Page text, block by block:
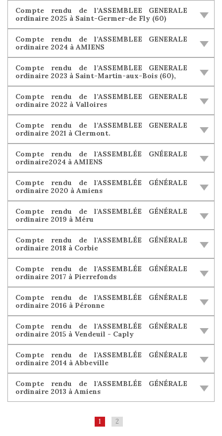
Compte rendu de l’ASSEMBLEE GENERALE
ordinaire 2025 à Saint-Germer-de Fly (60)
Compte rendu de l’ASSEMBLEE GENERALE
ordinaire 2024 à AMIENS
Compte rendu de l’ASSEMBLEE GENERALE
ordinaire 2023 à Saint-Martin-aux-Bois (60),
Compte rendu de l’ASSEMBLEE GENERALE
ordinaire 2022 à Valloires
Compte rendu de l’ASSEMBLEE GENERALE
ordinaire 2021 à Clermont.
Compte rendu de l'ASSEMBLÉE GNÉERALE
ordinaire2024 à AMIENS
Compte rendu de l'ASSEMBLÉE GÉNÉRALE
ordinaire 2020 à Amiens
Compte rendu de l'ASSEMBLÉE GÉNÉRALE
ordinaire 2019 à Méru
Compte rendu de l'ASSEMBLÉE GÉNÉRALE
ordinaire 2018 à Corbie
Compte rendu de l'ASSEMBLÉE GÉNÉRALE
ordinaire 2017 à Pierrefonds
Compte rendu de l'ASSEMBLÉE GÉNÉRALE
ordinaire 2016 à Péronne
Compte rendu de l'ASSEMBLÉE GÉNÉRALE
ordinaire 2015 à Vendeuil - Caply
Compte rendu de l'ASSEMBLÉE GÉNÉRALE
ordinaire 2014 à Abbeville
Compte rendu de l'ASSEMBLÉE GÉNÉRALE
ordinaire 2013 à Amiens
1 2